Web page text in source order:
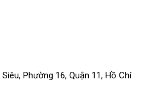
Phường 16, Quận 11, Hồ Chí